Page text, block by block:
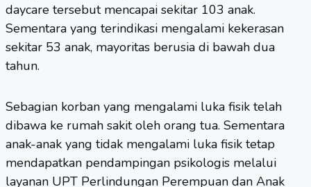
daycare tersebut mencapai sekitar 103 anak.
Sementara yang terindikasi mengalami kekerasan
sekitar 53 anak, mayoritas berusia di bawah dua
tahun.
Sebagian korban yang mengalami luka fisik telah
dibawa ke rumah sakit oleh orang tua. Sementara
anak-anak yang tidak mengalami luka fisik tetap
mendapatkan pendampingan psikologis melalui
layanan UPT Perlindungan Perempuan dan Anak